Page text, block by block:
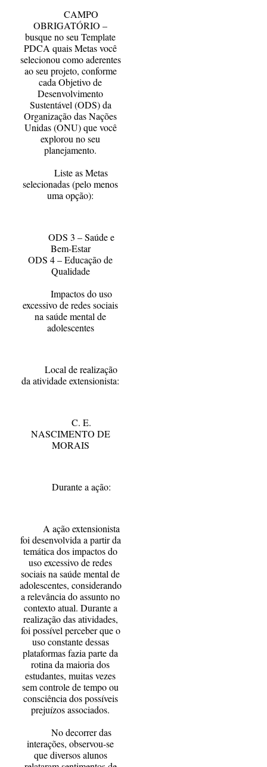
CAMPO
OBRIGATÓRIO –
busque no seu Template
PDCA quais Metas você
selecionou como aderentes
ao seu projeto, conforme
cada Objetivo de
Desenvolvimento
Sustentável (ODS) da
Organização das Nações
Unidas (ONU) que você
explorou no seu
planejamento.
Liste as Metas
selecionadas (pelo menos
uma opção):
ODS 3 – Saúde e
Bem-Estar
ODS 4 – Educação de
Qualidade
Impactos do uso
excessivo de redes sociais
na saúde mental de
adolescentes
Local de realização
da atividade extensionista:
C. E.
NASCIMENTO DE
MORAIS
Durante a ação:
A ação extensionista
foi desenvolvida a partir da
temática dos impactos do
uso excessivo de redes
sociais na saúde mental de
adolescentes, considerando
a relevância do assunto no
contexto atual. Durante a
realização das atividades,
foi possível perceber que o
uso constante dessas
plataformas fazia parte da
rotina da maioria dos
estudantes, muitas vezes
sem controle de tempo ou
consciência dos possíveis
prejuízos associados.
No decorrer das
interações, observou-se
que diversos alunos